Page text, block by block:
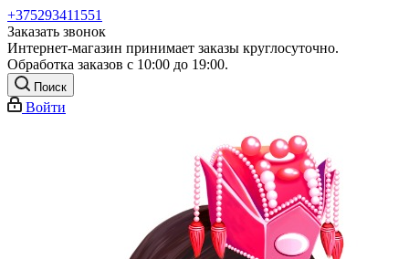
+375293411551
Заказать звонок
Интернет-магазин принимает заказы круглосуточно.
Обработка заказов с 10:00 до 19:00.
Поиск
Войти